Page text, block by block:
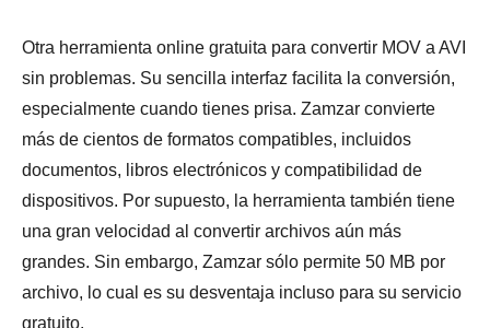
Otra herramienta online gratuita para convertir MOV a AVI
sin problemas. Su sencilla interfaz facilita la conversión,
especialmente cuando tienes prisa. Zamzar convierte
más de cientos de formatos compatibles, incluidos
documentos, libros electrónicos y compatibilidad de
dispositivos. Por supuesto, la herramienta también tiene
una gran velocidad al convertir archivos aún más
grandes. Sin embargo, Zamzar sólo permite 50 MB por
archivo, lo cual es su desventaja incluso para su servicio
gratuito.